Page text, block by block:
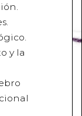
y la